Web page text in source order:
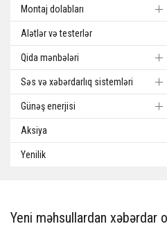
Montaj dolabları
Alətlər və testerlər
Qida mənbələri
Səs və xəbərdarlıq sistemləri
Günəş enerjisi
Aksiya
Yenilik
Yeni məhsullardan xəbərdar